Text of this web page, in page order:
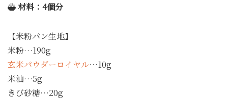
材料 ：4個分
【米粉パン生地】
米粉…190g
玄米パウダーロイヤル…10g
米油…5g
きび砂糖…20g